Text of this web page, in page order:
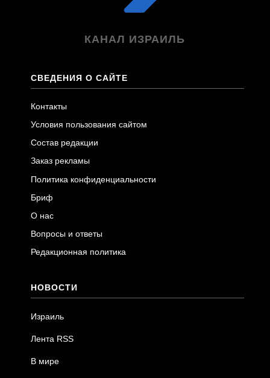
КАНАЛ ИЗРАИЛЬ
СВЕДЕНИЯ О САЙТЕ
Контакты
Условия пользования сайтом
Состав редакции
Заказ рекламы
Политика конфиденциальности
Бриф
О нас
Вопросы и ответы
Редакционная политика
НОВОСТИ
Израиль
Лента RSS
В мире